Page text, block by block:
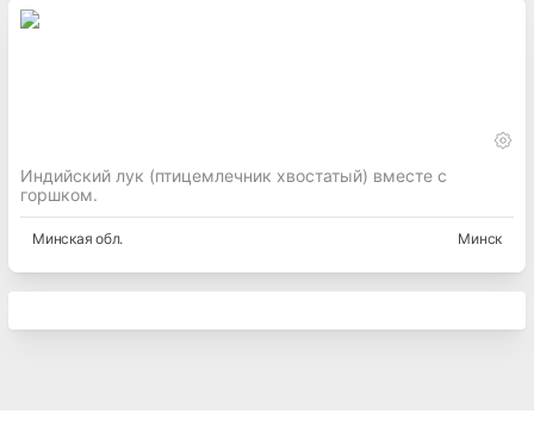
Индийский лук (птицемлечник хвостатый) вместе с
горшком.
Минская обл. Минск